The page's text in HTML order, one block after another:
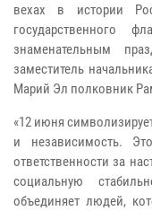
вехах в истории
государственного
знаменательным
заместитель
Марий Эл полковник
«12 июня
и независимость.
ответственности за
социальную
объединяет людей,